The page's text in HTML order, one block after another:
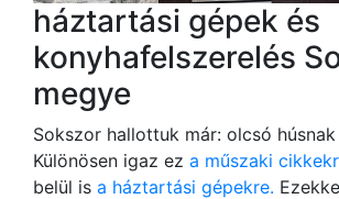
háztartási gépek és
konyhafelszerelés
megye
Sokszor hallottuk már: olcsó
Különösen igaz ez a műszaki
belül is a háztartási gépekre.